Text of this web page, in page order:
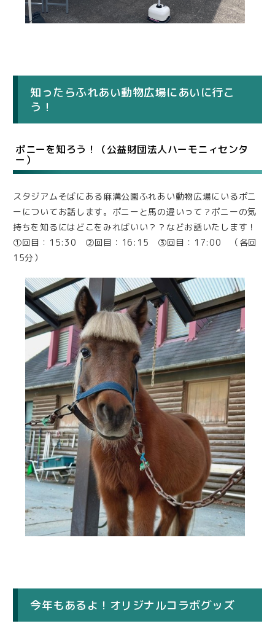
知ったらふれあい動物広場にあいに行こ
う！
ポニーを知ろう！（公益財団法人ハーモニィセンタ
ー）
スタジアムそばにある麻溝公園ふれあい動物広場にいるポニ
ーについてお話します。ポニーと馬の違いって？ポニーの気
持ちを知るにはどこをみればいい？？などお話いたします！
①回目：15:30 ②回目：16:15 ③回目：17:00 （各回
15分）
今年もあるよ！オリジナルコラボグッズ